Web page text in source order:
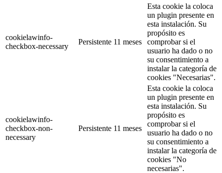
cookielawinfo-
checkbox-necessary
Persistente 11 meses
Esta cookie la coloca
un plugin presente en
esta instalación. Su
propósito es
comprobar si el
usuario ha dado o no
su consentimiento a
instalar la categoría de
cookies "Necesarias".
cookielawinfo-
checkbox-non-
necessary
Persistente 11 meses
Esta cookie la coloca
un plugin presente en
esta instalación. Su
propósito es
comprobar si el
usuario ha dado o no
su consentimiento a
instalar la categoría de
cookies "No
necesarias".